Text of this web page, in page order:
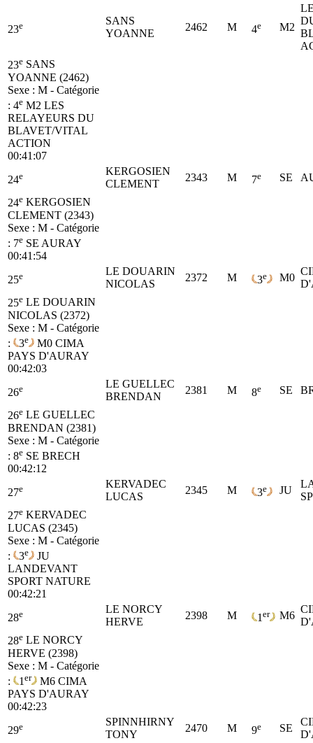
23e
SANS
YOANNE
2462 M 4e M2
23e SANS
YOANNE (2462)
Sexe : M - Catégorie
: 4e M2 LES
RELAYEURS DU
BLAVET/VITAL
ACTION
00:41:07
24e
KERGOSIEN
CLEMENT
2343 M 7e SE
24e KERGOSIEN
CLEMENT (2343)
Sexe : M - Catégorie
: 7e SE AURAY
00:41:54
25e
LE DOUARIN
NICOLAS
2372 M 3e M0
25e LE DOUARIN
NICOLAS (2372)
Sexe : M - Catégorie
:
3e M0 CIMA
PAYS D'AURAY
00:42:03
26e
LE GUELLEC
BRENDAN
2381 M 8e SE
26e LE GUELLEC
BRENDAN (2381)
Sexe : M - Catégorie
: 8e SE BRECH
00:42:12
27e
KERVADEC
LUCAS
2345 M 3e JU
27e KERVADEC
LUCAS (2345)
Sexe : M - Catégorie
:
3e
JU
LANDEVANT
SPORT NATURE
00:42:21
28e
LE NORCY
HERVE
2398 M 1 er M6
28e LE NORCY
HERVE (2398)
Sexe : M - Catégorie
:
1 er M6 CIMA
PAYS D'AURAY
00:42:23
29e
SPINNHIRNY
TONY
2470 M 9e SE